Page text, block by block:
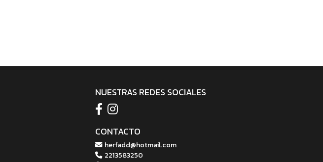
NUESTRAS REDES SOCIALES
CONTACTO
herfadd@hotmail.com
2213583250